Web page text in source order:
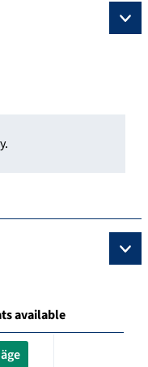
available